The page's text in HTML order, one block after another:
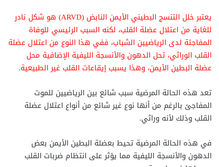
يعتبرخلل التنسج البطيني الأيمن النابض (ARVD)
هو شكل نادر
للغاية من اعتلال عضلة القلب، لكنه السبب الرئيسي للوفاة
المفاجئة لدى الرياضيين الشباب، ففي هذا النوع من اعتلال عضلة
القلب الوراثي، تحل الدهون والأنسجة الليفية الإضافية محل
عضلة البطين الأيمن، وهذا يسبب إيقاعات القلب غير الطبيعية.
تعد هذه الحالة المرضية سبب شائع بين الرياضيين للموت
المفاجئ بالرغم من أنها نوع غير شائع من أنواع اعتلال عضلة
القلب وذلك لأنه وراثي.
في هذه الحالة المرضية تحيط بعضلة البطين الأيمن بعض
الدهون والأنسجة الليفية مما يؤثر على انتظام ضربات القلب